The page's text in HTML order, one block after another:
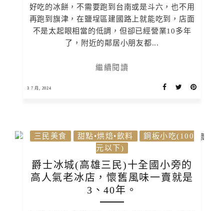
好吃的冰餅，不需要跑到台南或是斗六，也不用
再跑到旗津，在鹽埕區建國路上就能吃到，店面
不是太起眼相當的低調，但卻已經營業10多年
了，附近的鄰居小朋友都...
繼續閱讀
3 7 月, 2024
三民美食 甜點•烘焙•飲料
銅板小吃(100
元以下)
爵士冰城(高雄三民)十全國小旁的
高人氣老冰店，懷舊風味一賣就是
3、40年。